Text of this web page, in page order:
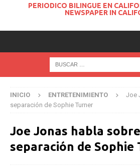
PERIODICO BILINGUE EN
NEWSPAPER IN
INICIO ENTRETENIMIENTO
Joe
separación de Sophie Turner
Joe Jonas habla
separación de Sophie